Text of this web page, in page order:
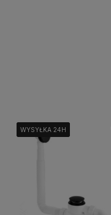
WYSYŁKA 24H
WYSYŁKA 24H
WYSYŁKA 24H
WYSYŁKA 24H